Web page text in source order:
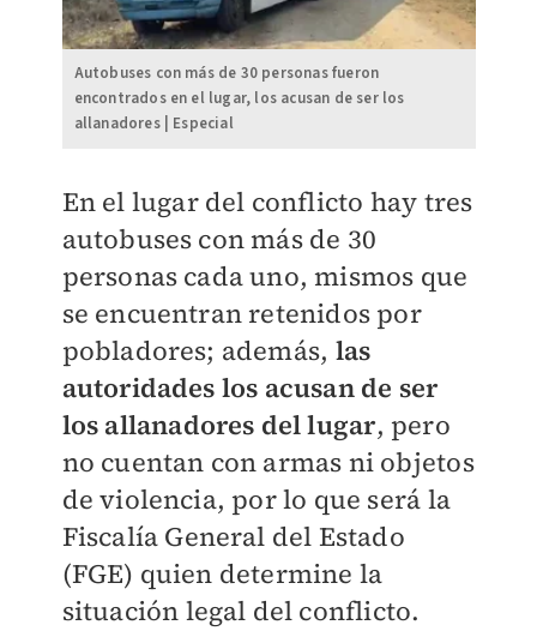
Autobuses con más de 30 personas fueron
encontrados en el lugar, los acusan de ser los
allanadores | Especial
En el lugar del conflicto hay tres
autobuses con más de 30
personas cada uno, mismos que
se encuentran retenidos por
pobladores; además, las
autoridades los acusan de ser
los allanadores del lugar, pero
no cuentan con armas ni objetos
de violencia, por lo que será la
Fiscalía General del Estado
(FGE) quien determine la
situación legal del conflicto.